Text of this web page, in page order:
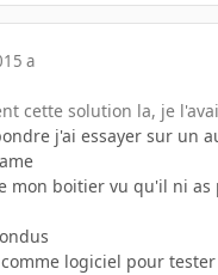
15 a
cette solution la, je
j'ai essayer sur un
mon boitier vu qu'il ni
logiciel pour